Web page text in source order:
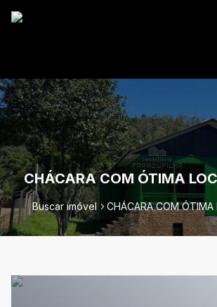
CHÁCARA COM ÓTIMA
Buscar imóvel CHÁCARA COM ÓTIMA